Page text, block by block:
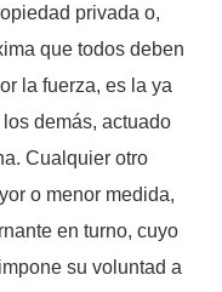
privada o,
que todos deben
la fuerza, es la ya
demás, actuado
Cualquier otro
o menor medida,
en turno, cuyo
su voluntad a